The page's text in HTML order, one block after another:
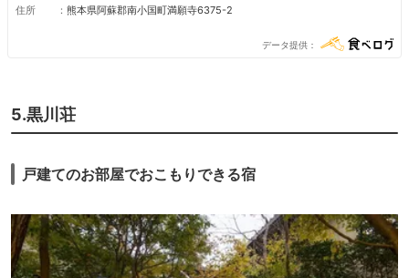
住所
熊本県阿蘇郡南小国町満願寺6375-2
データ提供
5.黒川荘
戸建てのお部屋でおこもりできる宿